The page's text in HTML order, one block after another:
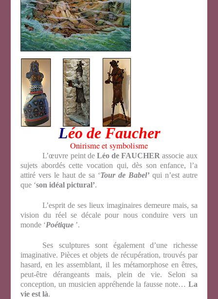
Léo de Faucher
Onirisme et symbolisme
L’œuvre peint de Léo de FAUCHER associe aux
sujets abordés cette vocation qui, dès son enfance, l’a
attiré vers le haut de sa ‘Tour de Babel’ qui n’est autre
que ‘son idéal pictural’.
L’esprit de ses lieux imaginaires demeure mais, sa
vision du réel se décale pour nous conduire vers un
monde ‘Poétique ’.
Ses sculptures sont également d’une richesse
imaginative. Pièces et objets de récupération, trouvés par
hasard, en les assemblant, il les métamorphose en êtres,
peut-être dérangeants mais, plein de vie. Selon sa
conception, un musicien appréhende la fausse note… La
vie est là.